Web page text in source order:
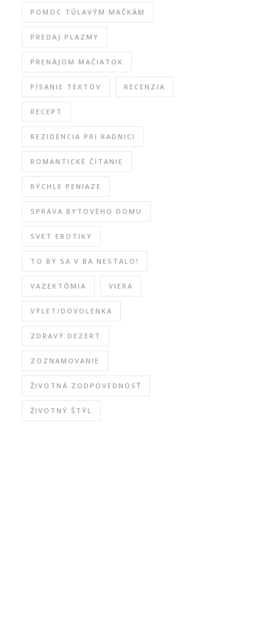
POMOC TÚLAVÝM MAČKÁM
PREDAJ PLAZMY
PRENÁJOM MAČIATOK
PÍSANIE TEXTOV RECENZIA
RECEPT
REZIDENCIA PRI RADNICI
ROMANTICKÉ ČÍTANIE
RÝCHLE PENIAZE
SPRÁVA BYTOVÉHO DOMU
SVET EROTIKY
TO BY SA V BA NESTALO!
VAZEKTÓMIA VIERA
VÝLET/DOVOLENKA
ZDRAVÝ DEZERT
ZOZNAMOVANIE
ŽIVOTNÁ ZODPOVEDNOSŤ
ŽIVOTNÝ ŠTÝL